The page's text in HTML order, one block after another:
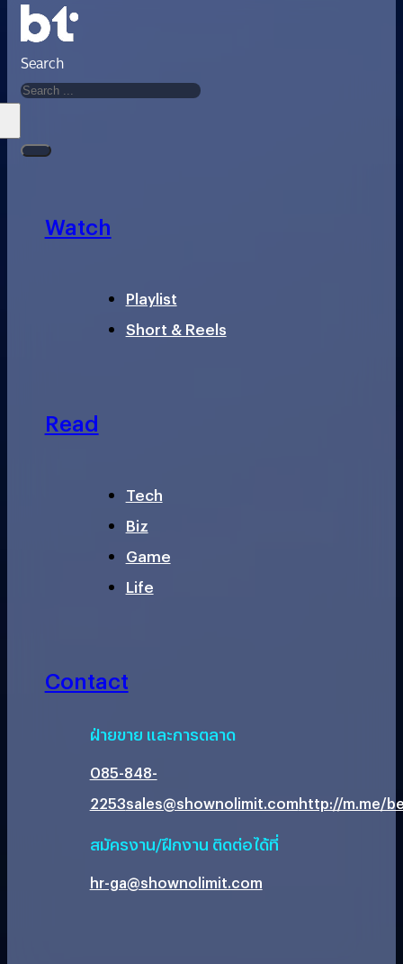
Search
Watch
Playlist
Short & Reels
Read
Tech
Biz
Game
Life
Contact
ฝ่ายขาย และการตลาด
085-848-
2253sales@shownolimit.comhttp://m.me/
สมัครงาน/ฝึกงาน ติดต่อได้ที่
hr-ga@shownolimit.com